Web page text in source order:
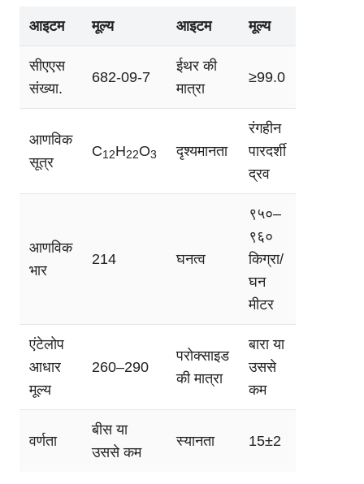
आइटम मूल्य आइटम मूल्य
सीएएस
संख्या.
682-09-7
ईथर की
मात्रा
≥99.0
आणविक
सूत्र
C12H22O3 दृश्यमानता
रंगहीन
पारदर्शी
द्रव
आणविक
भार
214 घनत्व
९५०–
९६०
किग्रा/
घन
मीटर
एंटेलोप
आधार
मूल्य
260–290
परोक्साइड
की मात्रा
बारा या
उससे
कम
वर्णता
बीस या
उससे कम
स्यानता 15±2